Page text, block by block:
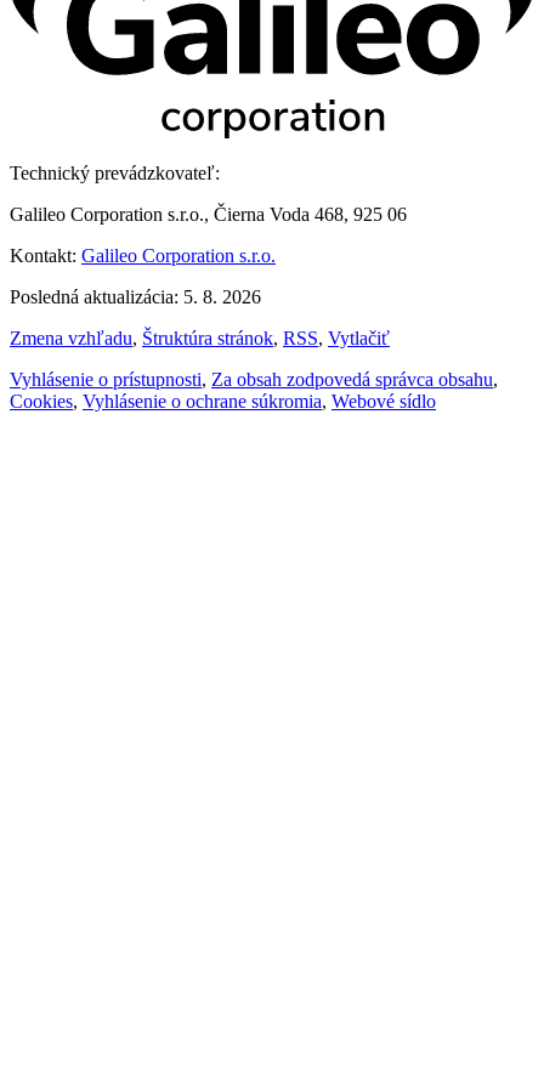
Technický prevádzkovateľ:
Galileo Corporation s.r.o., Čierna Voda 468, 925 06
Kontakt: Galileo Corporation s.r.o.
Posledná aktualizácia: 5. 8. 2026
Zmena vzhľadu, Štruktúra stránok, RSS, Vytlačiť
Vyhlásenie o prístupnosti, Za obsah zodpovedá správca obsahu,
Cookies, Vyhlásenie o ochrane súkromia, Webové sídlo